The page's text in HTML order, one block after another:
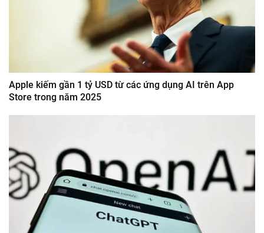
Apple kiếm gần 1 tỷ USD từ các ứng dụng AI trên App
Store trong năm 2025